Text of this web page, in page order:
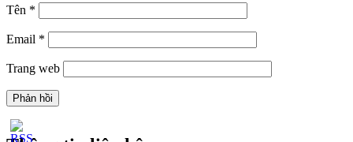
Tên *
Email *
Trang web